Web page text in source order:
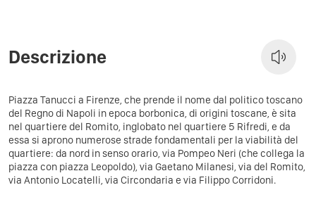
Descrizione
Piazza Tanucci a Firenze, che prende il nome dal politico toscano
del Regno di Napoli in epoca borbonica, di origini toscane, è sita
nel quartiere del Romito, inglobato nel quartiere 5 Rifredi, e da
essa si aprono numerose strade fondamentali per la viabilità del
quartiere: da nord in senso orario, via Pompeo Neri (che collega la
piazza con piazza Leopoldo), via Gaetano Milanesi, via del Romito,
via Antonio Locatelli, via Circondaria e via Filippo Corridoni.